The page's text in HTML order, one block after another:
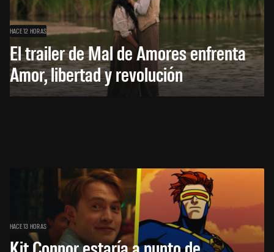
HACE 12 HORAS
El trailer de Mal de Amores enfrenta
Amor, libertad y revolución
HACE 13 HORAS